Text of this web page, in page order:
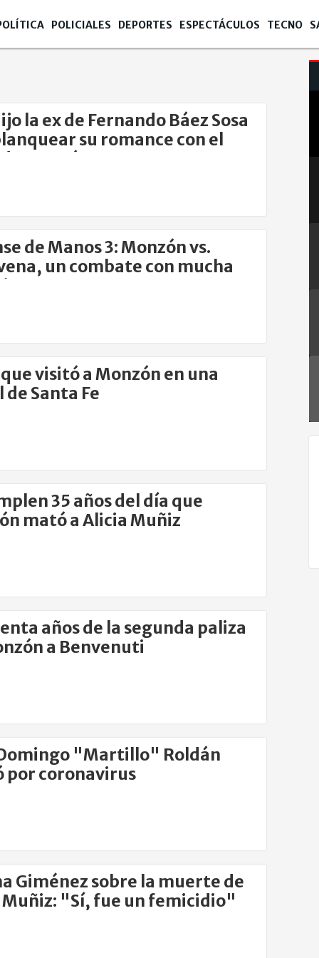
POLICIALES DEPORTES ESPECTÁCULOS TECNO
la ex de Fernando Báez Sosa
su romance con el
Monzón
de Manos 3: Monzón vs.
un combate con mucha
visitó a Monzón en una
de Santa Fe
35 años del día que
mató a Alicia Muñiz
años de la segunda paliza
a Benvenuti
"Martillo" Roldán
por coronavirus
Giménez sobre la muerte de
"Sí, fue un femicidio"